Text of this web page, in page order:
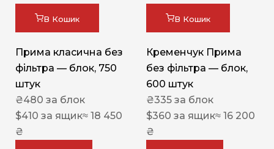
В Кошик
Прима класична без
фільтра — блок, 750
штук
₴480 за блок
$410 за ящик≈ 18 450
₴
В Кошик
Кременчук Прима
без фільтра — блок,
600 штук
₴335 за блок
$360 за ящик≈ 16 200
₴